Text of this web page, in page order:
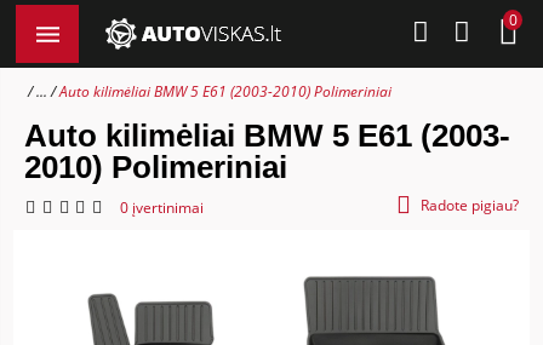
0
... Auto kilimėliai BMW 5 E61 (2003-2010) Polimeriniai
Auto kilimėliai BMW 5 E61 (2003-
2010) Polimeriniai
0 įvertinimai Radote pigiau?